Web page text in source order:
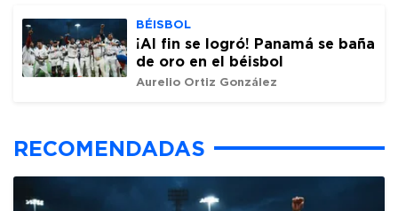
BÉISBOL
¡Al fin se logró! Panamá se baña
de oro en el béisbol
Aurelio Ortiz González
RECOMENDADAS